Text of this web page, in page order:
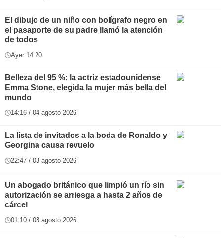
El dibujo de un niño con bolígrafo negro en
el pasaporte de su padre llamó la atención
de todos
Ayer 14:20
Belleza del 95 %: la actriz estadounidense
Emma Stone, elegida la mujer más bella del
mundo
14:16 / 04 agosto 2026
La lista de invitados a la boda de Ronaldo y
Georgina causa revuelo
22:47 / 03 agosto 2026
Un abogado británico que limpió un río sin
autorización se arriesga a hasta 2 años de
cárcel
01:10 / 03 agosto 2026